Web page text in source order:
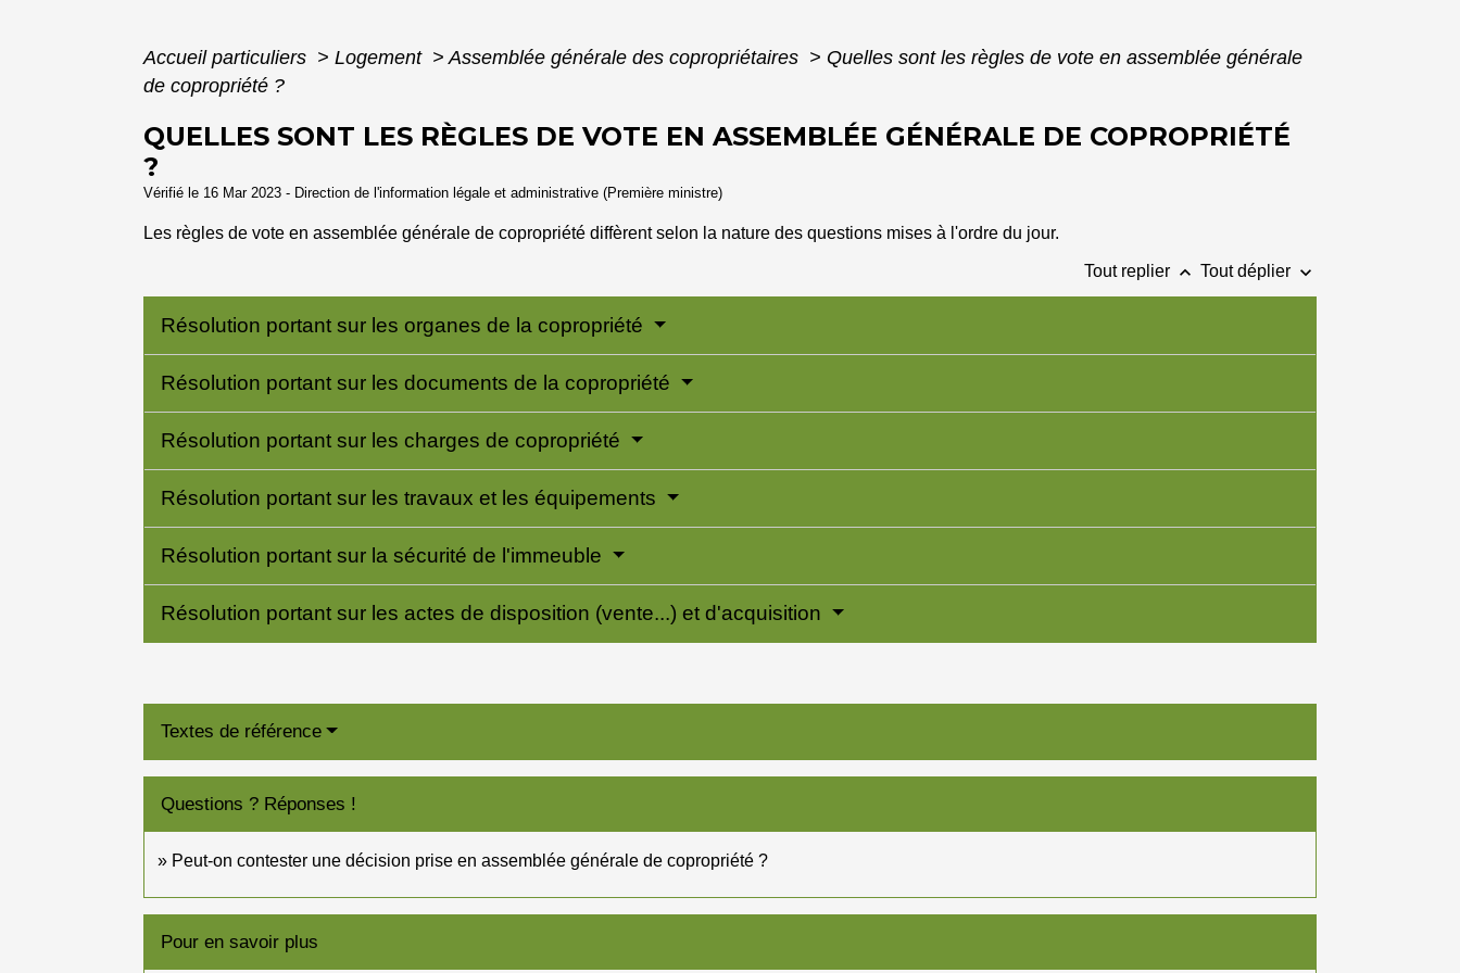
Accueil particuliers > Logement > Assemblée générale des copropriétaires > Quelles sont les règles de vote en assemblée générale
de copropriété ?
QUELLES SONT LES RÈGLES DE VOTE EN ASSEMBLÉE GÉNÉRALE DE COPROPRIÉTÉ
?
Vérifié le 16 Mar 2023 - Direction de l'information légale et administrative (Première ministre)
Les règles de vote en assemblée générale de copropriété diffèrent selon la nature des questions mises à l'ordre du jour.
Tout replier keyboard_arrow_up Tout déplier keyboard_arrow_down
Résolution portant sur les organes de la copropriété
Résolution portant sur les documents de la copropriété
Résolution portant sur les charges de copropriété
Résolution portant sur les travaux et les équipements
Résolution portant sur la sécurité de l'immeuble
Résolution portant sur les actes de disposition (vente...) et d'acquisition
Textes de référence
Questions ? Réponses !
Peut-on contester une décision prise en assemblée générale de copropriété ?
Pour en savoir plus